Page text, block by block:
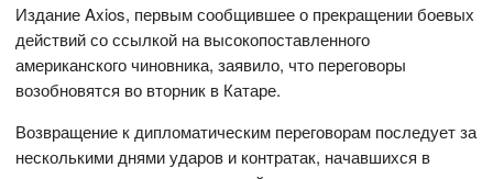
Издание Axios, первым сообщившее о прекращении боевых
действий со ссылкой на высокопоставленного
американского чиновника, заявило, что переговоры
возобновятся во вторник в Катаре.
Возвращение к дипломатическим переговорам последует за
несколькими днями ударов и контратак, начавшихся в